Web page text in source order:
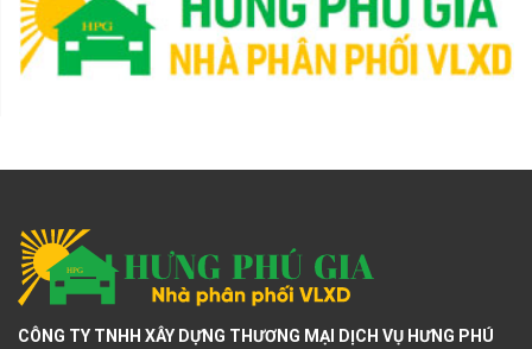
CÔNG TY TNHH XÂY DỰNG THƯƠNG MẠI DỊCH VỤ HƯNG PHÚ